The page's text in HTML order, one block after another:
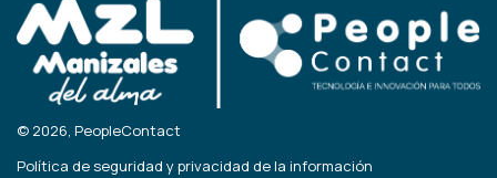
© 2026, PeopleContact
Política de seguridad y privacidad de la información